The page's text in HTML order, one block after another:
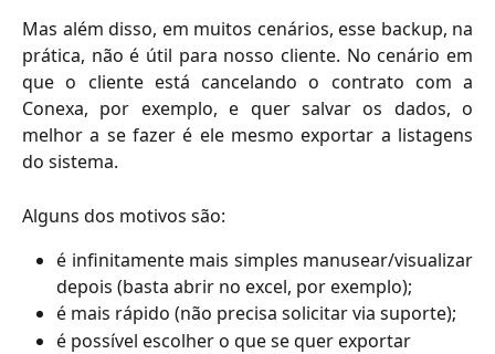
Mas além disso, em muitos cenários, esse backup, na
prática, não é útil para nosso cliente. No cenário em
que o cliente está cancelando o contrato com a
Conexa, por exemplo, e quer salvar os dados, o
melhor a se fazer é ele mesmo exportar a listagens
do sistema.
Alguns dos motivos são:
é infinitamente mais simples manusear/visualizar
depois (basta abrir no excel, por exemplo);
é mais rápido (não precisa solicitar via suporte);
é possível escolher o que se quer exportar